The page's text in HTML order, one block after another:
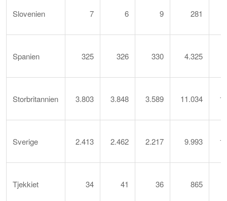
Slovenien 7 6 9 281
Spanien 325 326 330 4.325
Storbritannien 3.803 3.848 3.589 11.034
Sverige 2.413 2.462 2.217 9.993
Tjekkiet 34 41 36 865